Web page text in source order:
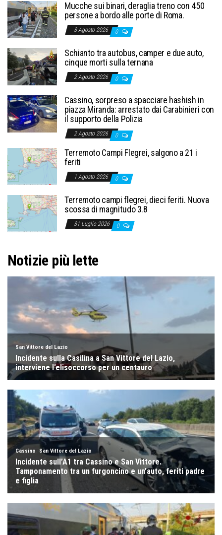
Mucche sui binari, deraglia treno con 450
persone a bordo alle porte di Roma.
3 Agosto 2026 0
Schianto tra autobus, camper e due auto,
cinque morti sulla ternana
2 Agosto 2026 0
Cassino, sorpreso a spacciare hashish in
piazza Miranda: arrestato dai Carabinieri con
il supporto della Polizia
2 Agosto 2026 0
Terremoto Campi Flegrei, salgono a 21 i
feriti
1 Agosto 2026 0
Terremoto campi flegrei, dieci feriti. Nuova
scossa di magnitudo 3.8
31 Luglio 2026 0
Notizie più lette